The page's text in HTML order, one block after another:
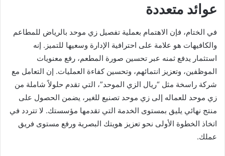
عوائد متعددة
في الختام، فإن الاهتمام بعملية تفصيل زي موحد بالرياض للمطاعم
والكافيهات هو علامة على احترافية الإدارة وسعيها للتميز. إنه
استثمار يدفع ثمنه عبر تحسين صورة المطعم، رفع معنويات
الموظفين، وتعزيز انتمائهم، وتحسين كفاءة العمليات. إن التعامل مع
شركة راسخة مثل “ريال الزي الموحد”، التي تقدم حلولاً شاملة من
زي موحد للعماله إلى زي موحد تصنيع للغير، يضمن الحصول على
منتج نهائي يليق بمستوى الخدمة التي تقدمها مؤسستك. لا تتردد في
اتخاذ الخطوة الأولى نحو تعزيز هويتك البصرية ورفع مستوى فريق
عملك.